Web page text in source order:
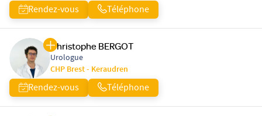
Rendez-vous Téléphone
Christophe BERGOT
Urologue
CHP Brest - Keraudren
Rendez-vous Téléphone